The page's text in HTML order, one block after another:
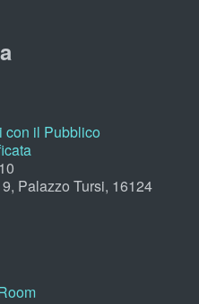
con il Pubblico
Palazzo Tursi, 16124